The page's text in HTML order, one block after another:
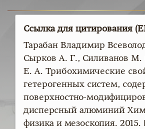
Ссылка для цитирования
Тарабан Владимир
Сырков А. Г., Силиванов М.
Е. А. Трибохимические
гетерогенных систем,
поверхностно-
дисперсный алюминий
физика и мезоскопия.